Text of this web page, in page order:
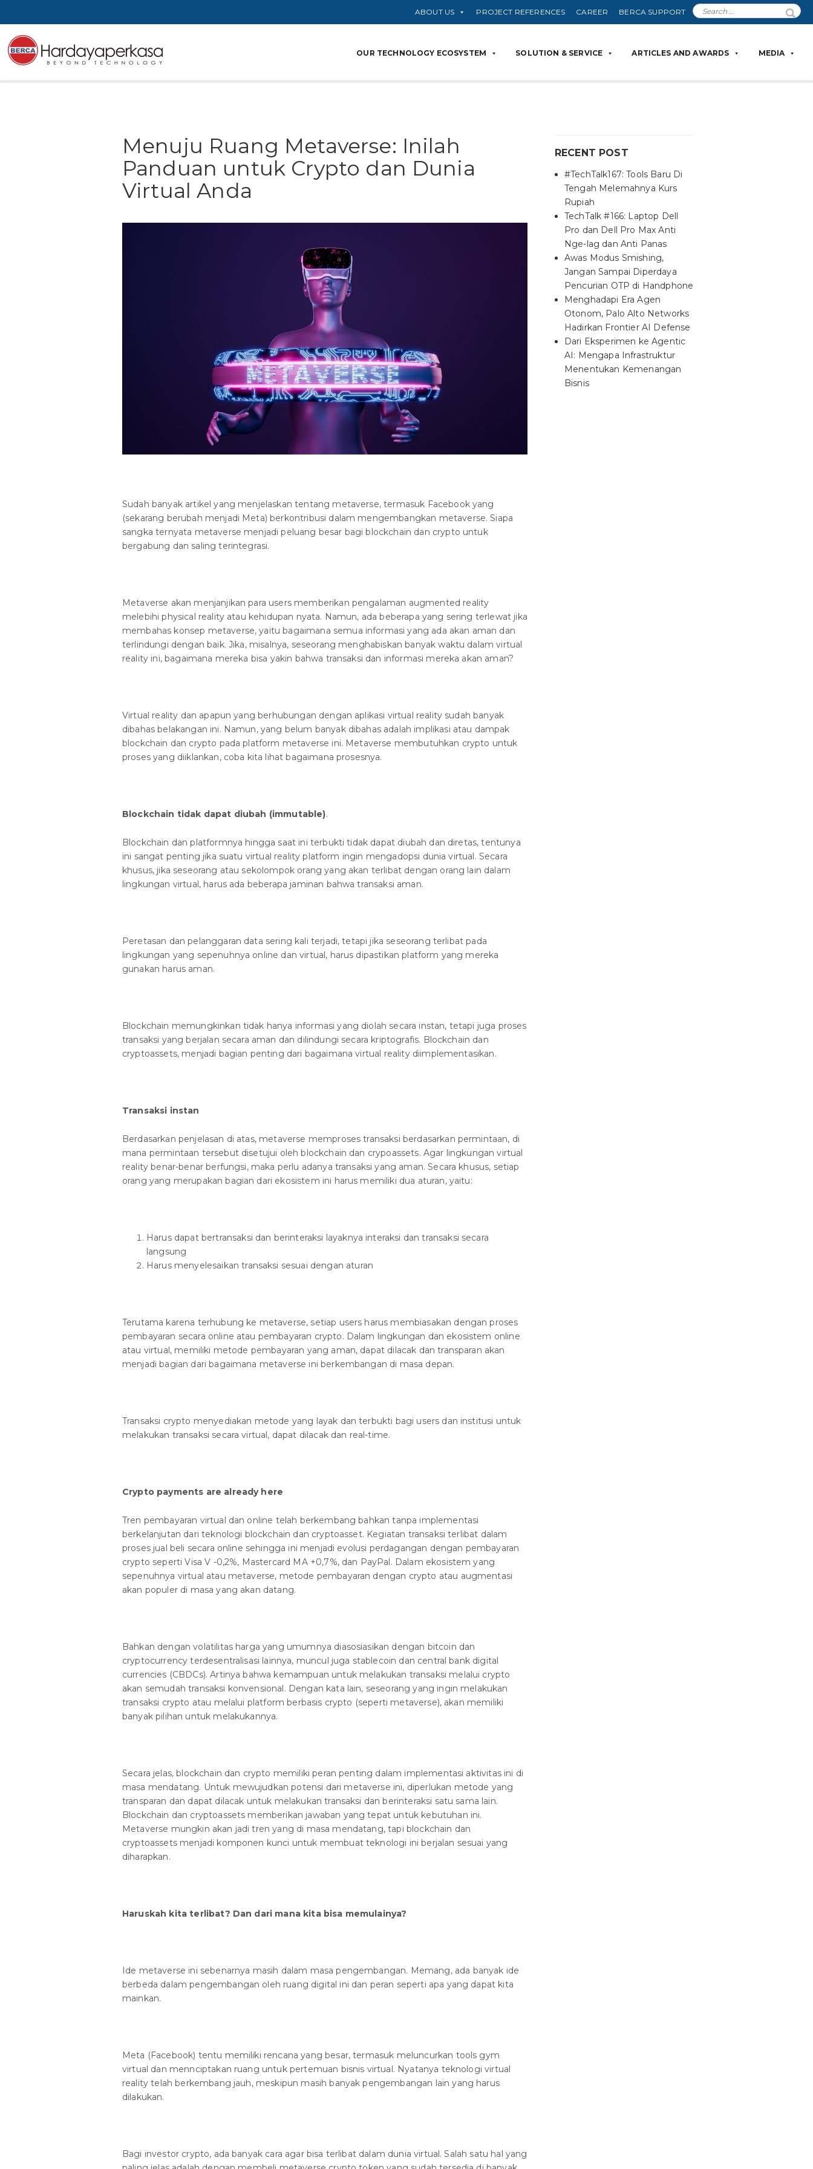
ABOUT US PROJECT REFERENCES CAREER BERCA SUPPORT
OUR TECHNOLOGY ECOSYSTEM SOLUTION & SERVICE ARTICLES AND AWARDS MEDIA
Menuju Ruang Metaverse: Inilah
Panduan untuk Crypto dan Dunia
Virtual Anda
Sudah banyak artikel yang menjelaskan tentang metaverse, termasuk Facebook yang
(sekarang berubah menjadi Meta) berkontribusi dalam mengembangkan metaverse. Siapa
sangka ternyata metaverse menjadi peluang besar bagi blockchain dan crypto untuk
bergabung dan saling terintegrasi.
Metaverse akan menjanjikan para users memberikan pengalaman augmented reality
melebihi physical reality atau kehidupan nyata. Namun, ada beberapa yang sering terlewat jika
membahas konsep metaverse, yaitu bagaimana semua informasi yang ada akan aman dan
terlindungi dengan baik. Jika, misalnya, seseorang menghabiskan banyak waktu dalam virtual
reality ini, bagaimana mereka bisa yakin bahwa transaksi dan informasi mereka akan aman?
Virtual reality dan apapun yang berhubungan dengan aplikasi virtual reality sudah banyak
dibahas belakangan ini. Namun, yang belum banyak dibahas adalah implikasi atau dampak
blockchain dan crypto pada platform metaverse ini. Metaverse membutuhkan crypto untuk
proses yang diiklankan, coba kita lihat bagaimana prosesnya.
Blockchain tidak dapat diubah (immutable).
Blockchain dan platformnya hingga saat ini terbukti tidak dapat diubah dan diretas, tentunya
ini sangat penting jika suatu virtual reality platform ingin mengadopsi dunia virtual. Secara
khusus, jika seseorang atau sekolompok orang yang akan terlibat dengan orang lain dalam
lingkungan virtual, harus ada beberapa jaminan bahwa transaksi aman.
Peretasan dan pelanggaran data sering kali terjadi, tetapi jika seseorang terlibat pada
lingkungan yang sepenuhnya online dan virtual, harus dipastikan platform yang mereka
gunakan harus aman.
Blockchain memungkinkan tidak hanya informasi yang diolah secara instan, tetapi juga proses
transaksi yang berjalan secara aman dan dilindungi secara kriptografis. Blockchain dan
cryptoassets, menjadi bagian penting dari bagaimana virtual reality diimplementasikan.
Transaksi instan
Berdasarkan penjelasan di atas, metaverse memproses transaksi berdasarkan permintaan, di
mana permintaan tersebut disetujui oleh blockchain dan crypoassets. Agar lingkungan virtual
reality benar-benar berfungsi, maka perlu adanya transaksi yang aman. Secara khusus, setiap
orang yang merupakan bagian dari ekosistem ini harus memiliki dua aturan, yaitu:
Harus dapat bertransaksi dan berinteraksi layaknya interaksi dan transaksi secara
langsung
Harus menyelesaikan transaksi sesuai dengan aturan
Terutama karena terhubung ke metaverse, setiap users harus membiasakan dengan proses
pembayaran secara online atau pembayaran crypto. Dalam lingkungan dan ekosistem online
atau virtual, memiliki metode pembayaran yang aman, dapat dilacak dan transparan akan
menjadi bagian dari bagaimana metaverse ini berkembangan di masa depan.
Transaksi crypto menyediakan metode yang layak dan terbukti bagi users dan institusi untuk
melakukan transaksi secara virtual, dapat dilacak dan real-time.
Crypto payments are already here
Tren pembayaran virtual dan online telah berkembang bahkan tanpa implementasi
berkelanjutan dari teknologi blockchain dan cryptoasset. Kegiatan transaksi terlibat dalam
proses jual beli secara online sehingga ini menjadi evolusi perdagangan dengan pembayaran
crypto seperti Visa V -0,2%, Mastercard MA +0,7%, dan PayPal. Dalam ekosistem yang
sepenuhnya virtual atau metaverse, metode pembayaran dengan crypto atau augmentasi
akan populer di masa yang akan datang.
Bahkan dengan volatilitas harga yang umumnya diasosiasikan dengan bitcoin dan
cryptocurrency terdesentralisasi lainnya, muncul juga stablecoin dan central bank digital
currencies (CBDCs). Artinya bahwa kemampuan untuk melakukan transaksi melalui crypto
akan semudah transaksi konvensional. Dengan kata lain, seseorang yang ingin melakukan
transaksi crypto atau melalui platform berbasis crypto (seperti metaverse), akan memiliki
banyak pilihan untuk melakukannya.
Secara jelas, blockchain dan crypto memiliki peran penting dalam implementasi aktivitas ini di
masa mendatang. Untuk mewujudkan potensi dari metaverse ini, diperlukan metode yang
transparan dan dapat dilacak untuk melakukan transaksi dan berinteraksi satu sama lain.
Blockchain dan cryptoassets memberikan jawaban yang tepat untuk kebutuhan ini.
Metaverse mungkin akan jadi tren yang di masa mendatang, tapi blockchain dan
cryptoassets menjadi komponen kunci untuk membuat teknologi ini berjalan sesuai yang
diharapkan.
Haruskah kita terlibat? Dan dari mana kita bisa memulainya?
Ide metaverse ini sebenarnya masih dalam masa pengembangan. Memang, ada banyak ide
berbeda dalam pengembangan oleh ruang digital ini dan peran seperti apa yang dapat kita
mainkan.
Meta (Facebook) tentu memiliki rencana yang besar, termasuk meluncurkan tools gym
virtual dan mennciptakan ruang untuk pertemuan bisnis virtual. Nyatanya teknologi virtual
reality telah berkembang jauh, meskipun masih banyak pengembangan lain yang harus
dilakukan.
Bagi investor crypto, ada banyak cara agar bisa terlibat dalam dunia virtual. Salah satu hal yang
RECENT POST
#TechTalk167: Tools Baru Di
Tengah Melemahnya Kurs
Rupiah
TechTalk #166: Laptop Dell
Pro dan Dell Pro Max Anti
Nge-lag dan Anti Panas
Awas Modus Smishing,
Jangan Sampai Diperdaya
Pencurian OTP di Handphone
Menghadapi Era Agen
Otonom, Palo Alto Networks
Hadirkan Frontier AI Defense
Dari Eksperimen ke Agentic
AI: Mengapa Infrastruktur
Menentukan Kemenangan
Bisnis